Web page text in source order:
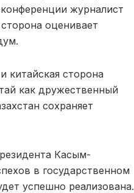
журналист
оценивает
китайская сторона
как дружественный
сохраняет
Касым-
в государственном
успешно реализована.